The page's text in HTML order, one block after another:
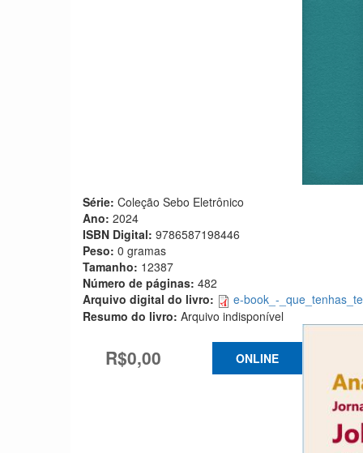
Série: Coleção Sebo Eletrônico
Ano: 2024
ISBN Digital: 9786587198446
Peso: 0 gramas
Tamanho: 12387
Número de páginas: 482
Arquivo digital do livro:
e-book_-
Resumo do livro: Arquivo indisponível
R$0,00 ONLINE